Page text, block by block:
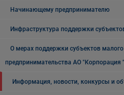
Начинающему предпринимателю
Инфраструктура поддержки
О мерах поддержки субъектов малого
предпринимательства АО
Информация, новости, конкурсы и